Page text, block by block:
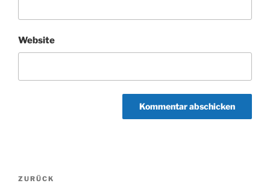
Website
Beitragsnavigation
Vorheriger
ZURÜCK